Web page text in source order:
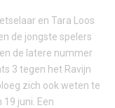
en Tara Loos
de jongste spelers
de latere nummer
3 tegen het Ravijn
zich ook weten te
juni. Een